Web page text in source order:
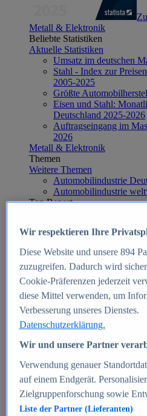
Metall & Elektronik
Beliebte Statistiken
Aktuelle Statistiken
Umsatz im deutschen
Stahl - Index zur
2005-2025
Größte
Eisen und Stahl:
Deutschland 2025-2026
Auftragseingang im
2026
Metall & Elektronik
Themen
Weitere Themen
Automobilindustrie
Automobilindustrie
Top Report
E-commerce
Beliebte Statistiken
Aktuelle Statistiken
E-Commerce -
Deutschland 1999-2025
Umsatz von Amazon in
2010-2025
B2C-E-Commerce:
Deutschland 2024
Marktanteile von
Deutschland 2024
Umsatzstarke
Deutschland 2023-2025
Wir respektieren Ihre
Diese Website und unsere 894
zuzugreifen. Dadurch wird
Cookie-Präferenzen jederzeit
diese Mittel verwenden, um
Verbesserung unseres Dienstes.
Datenschutzerklärung.
Wir und unsere Partner
Verwendung genauer
auf einem Endgerät.
Zielgruppenforschung sowie
Liste der Partner (Lieferanten)